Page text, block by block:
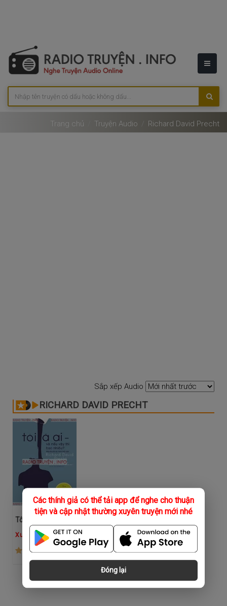
Các thính giả có thể tải app để nghe cho thuận
tiện và cập nhật thường xuyên truyện mới nhé
Đóng lại
Trang chủ Truyện Audio Richard David Precht
Sắp xếp Audio
RICHARD DAVID PRECHT
Xuân Hùng